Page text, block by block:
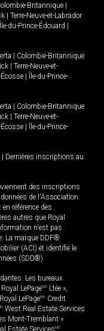
Britannique |
| Terre-Neuve-et-Labrador
Île-du-Prince-Édouard |
| Colombie-Britannique
| Terre-Neuve-et-
| Île-du-Prince-
| Colombie-Britannique
| Terre-Neuve-et-
| Île-du-Prince-
| Dernières inscriptions au
des inscriptions
de l'Association
référence des
autres que Royal
n'est pas
La marque DDF®
(ACI) et identifie le
(SDD®).
Les bureaux
LePageMD Ltée »,
LePageMD Credit
West Real Estate Services
Mont-Tremblant »
Estate ServicesMD